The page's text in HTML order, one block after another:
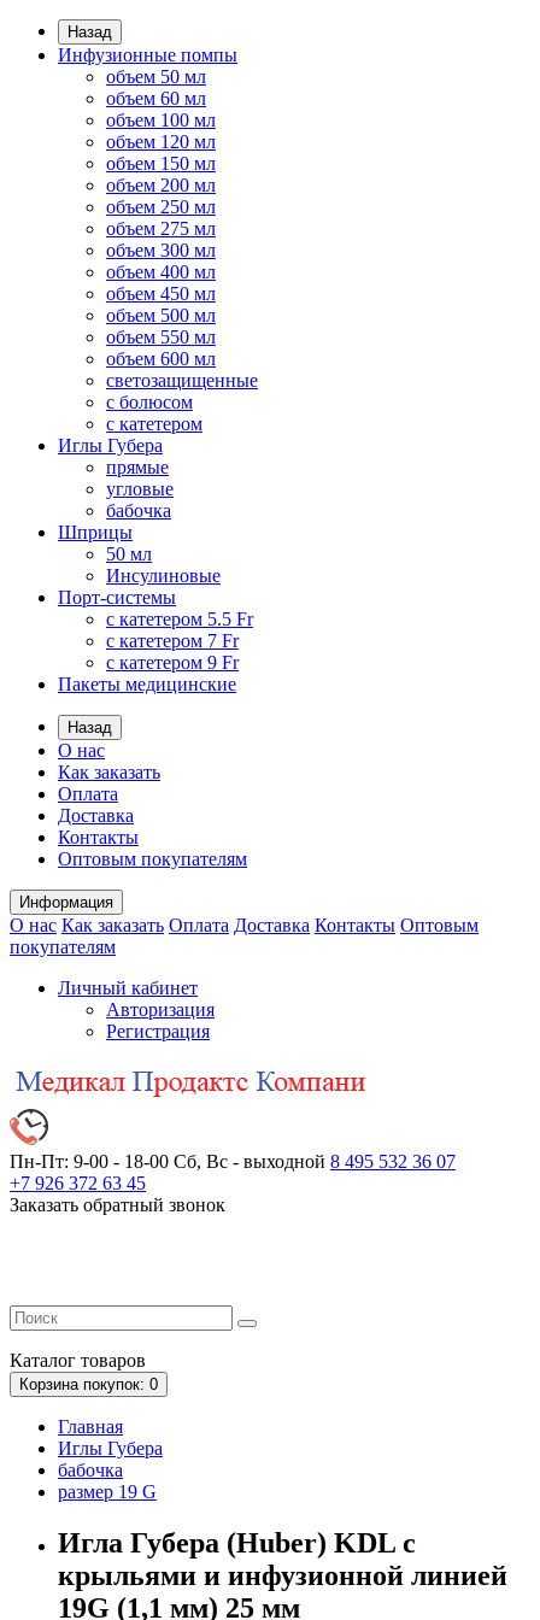
Назад
Инфузионные помпы
объем 50 мл
объем 60 мл
объем 100 мл
объем 120 мл
объем 150 мл
объем 200 мл
объем 250 мл
объем 275 мл
объем 300 мл
объем 400 мл
объем 450 мл
объем 500 мл
объем 550 мл
объем 600 мл
светозащищенные
с болюсом
с катетером
Иглы Губера
прямые
угловые
бабочка
Шприцы
50 мл
Инсулиновые
Порт-системы
с катетером 5.5 Fr
с катетером 7 Fr
с катетером 9 Fr
Пакеты медицинские
Назад
О нас
Как заказать
Оплата
Доставка
Контакты
Оптовым покупателям
Информация
О нас Как заказать Оплата Доставка Контакты Оптовым
покупателям
Личный кабинет
Авторизация
Регистрация
Пн-Пт: 9-00 - 18-00 Сб, Вс - выходной 8 495 532 36 07
+7 926 372 63 45
Заказать обратный звонок
Каталог товаров
Корзинапокупок: 0
Главная
Иглы Губера
бабочка
размер 19 G
Игла Губера (Huber) KDL с
крыльями и инфузионной линией
19G (1,1 мм) 25 мм